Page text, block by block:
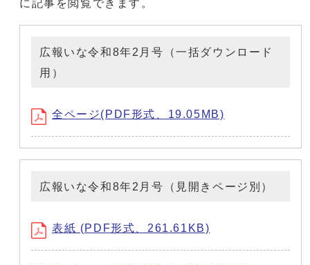
に記事を閲覧できます。
広報いな令和8年2月号（一括ダウンロード
用）
全ページ(PDF形式、19.05MB)
広報いな令和8年2月号（見開きページ別）
表紙 (PDF形式、261.61KB)